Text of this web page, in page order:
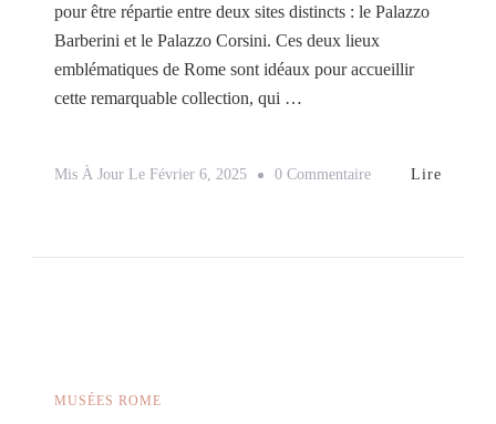
pour être répartie entre deux sites distincts : le Palazzo
Barberini et le Palazzo Corsini. Ces deux lieux
emblématiques de Rome sont idéaux pour accueillir
cette remarquable collection, qui …
Mis À Jour Le Février 6, 2025 0 CommentaireSur
Lire
MUSÉES ROME